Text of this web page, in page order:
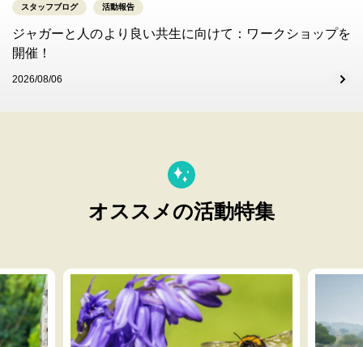
スタッフブログ 活動報告
ジャガーと人のより良い共生に向けて：ワークショップを
開催！
2026/08/06
オススメの活動特集